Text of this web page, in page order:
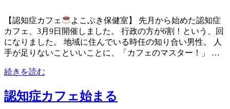
【認知症カフェ
よこぶき保健室】 先月から始めた認知症
カフェ、3月9日開催しました。 行政の方が6割！という、回
になりました。 地域に住んでいる時任の知り合い男性。 人
手が足りないこといいことに、「カフェのマスター！」 …
続きを読む
認知症カフェ始まる